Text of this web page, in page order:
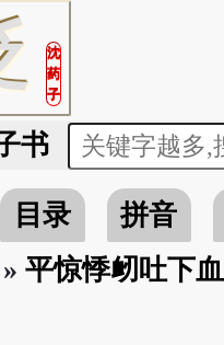
沈
药
子
书
目录 拼音
» 平惊悸衂吐下